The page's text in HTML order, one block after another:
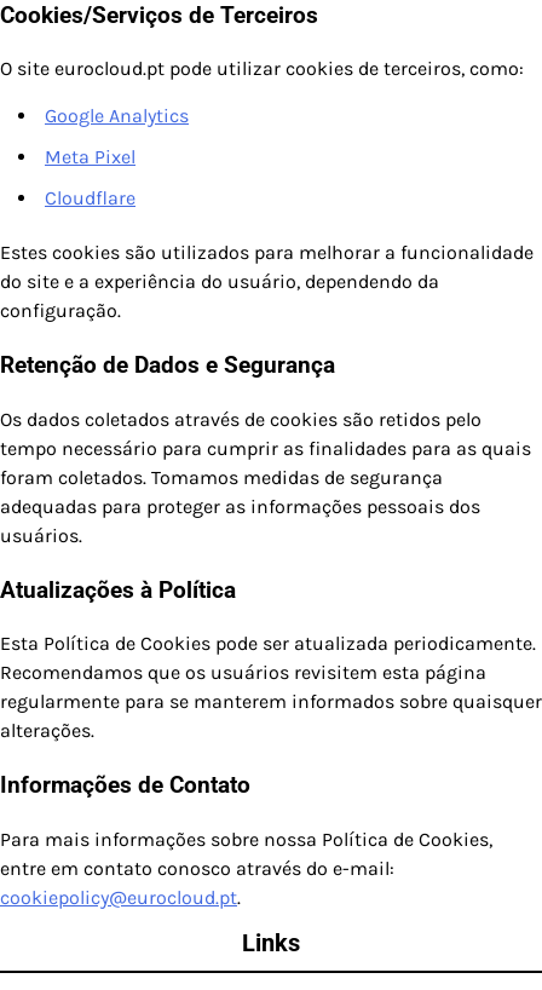
Cookies/Serviços de Terceiros
O site eurocloud.pt pode utilizar cookies de terceiros, como:
Google Analytics
Meta Pixel
Cloudflare
Estes cookies são utilizados para melhorar a funcionalidade
do site e a experiência do usuário, dependendo da
configuração.
Retenção de Dados e Segurança
Os dados coletados através de cookies são retidos pelo
tempo necessário para cumprir as finalidades para as quais
foram coletados. Tomamos medidas de segurança
adequadas para proteger as informações pessoais dos
usuários.
Atualizações à Política
Esta Política de Cookies pode ser atualizada periodicamente.
Recomendamos que os usuários revisitem esta página
regularmente para se manterem informados sobre quaisquer
alterações.
Informações de Contato
Para mais informações sobre nossa Política de Cookies,
entre em contato conosco através do e-mail:
cookiepolicy@eurocloud.pt.
Links